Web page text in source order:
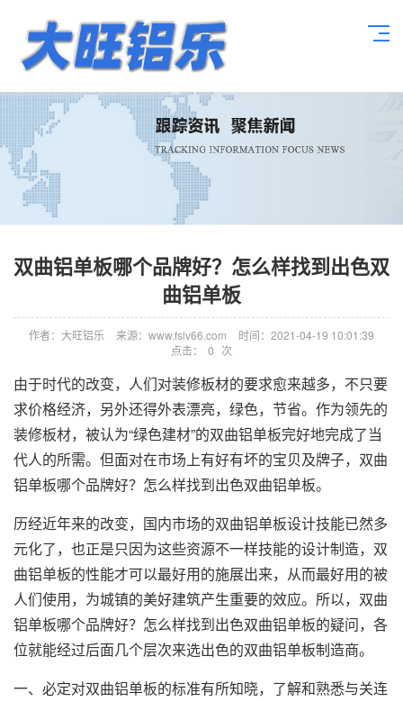
双曲铝单板哪个品牌好？怎么样找到出色双
曲铝单板
作者：大旺铝乐 来源：www.fslv66.com
时间：2021-04-19 10:01:39
点击：
0 次
由于时代的改变，人们对装修板材的要求愈来越多，不只要
求价格经济，另外还得外表漂亮，绿色，节省。作为领先的
装修板材，被认为“绿色建材”的双曲铝单板完好地完成了当
代人的所需。但面对在市场上有好有坏的宝贝及牌子，双曲
铝单板哪个品牌好？怎么样找到出色双曲铝单板。
历经近年来的改变，国内市场的双曲铝单板设计技能已然多
元化了，也正是只因为这些资源不一样技能的设计制造， 双
曲铝单板的性能才可以最好用的施展出来，从而最好用的被
人们使用，为城镇的美好建筑产生重要的效应。所以，双曲
铝单板哪个品牌好？怎么样找到出色双曲铝单板的疑问，各
位就能经过后面几个层次来选出色的双曲铝单板制造商。
一、必定对双曲铝单板的标准有所知晓，了解和熟悉与关连